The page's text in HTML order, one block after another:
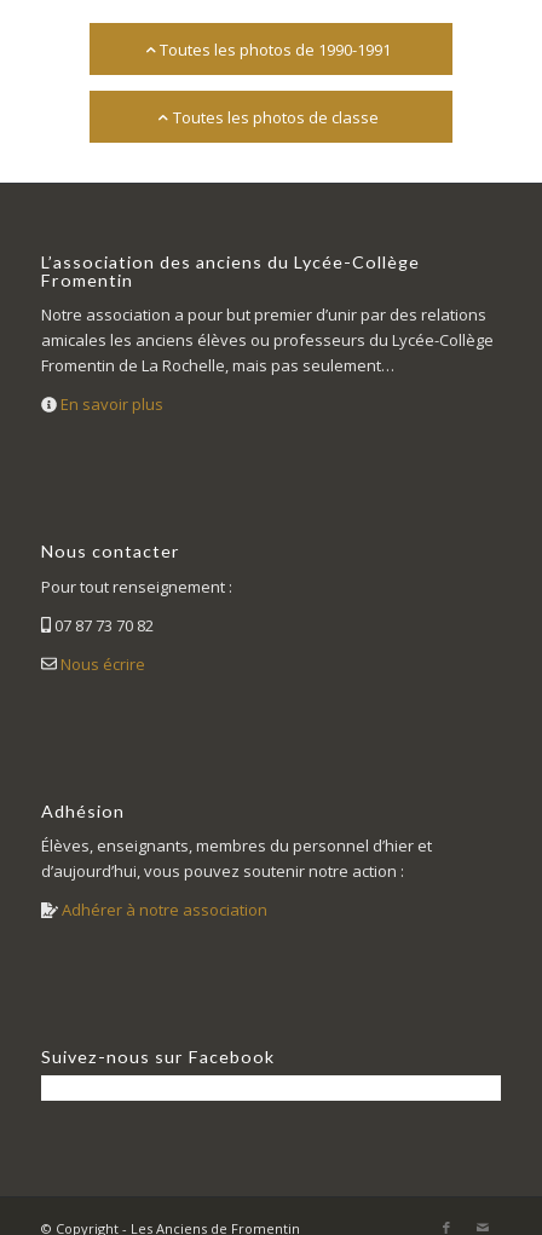
Toutes les photos de 1990-1991
Toutes les photos de classe
L’association des anciens du Lycée-Collège
Fromentin
Notre association a pour but premier d’unir par des relations
amicales les anciens élèves ou professeurs du Lycée-Collège
Fromentin de La Rochelle, mais pas seulement…
En savoir plus
Nous contacter
Pour tout renseignement :
07 87 73 70 82
Nous écrire
Adhésion
Élèves, enseignants, membres du personnel d’hier et
d’aujourd’hui, vous pouvez soutenir notre action :
Adhérer à notre association
Suivez-nous sur Facebook
© Copyright - Les Anciens de Fromentin